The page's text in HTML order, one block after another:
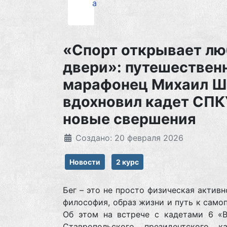
а
«Спорт открывает
двери»:
марафонец Михаил
вдохновил кадет
новые свершения
Создано: 20 февраля 2026
Новости 2 курс
Бег – это не просто физическая
философия, образ жизни и путь к
Об этом на встрече с кадетами 6